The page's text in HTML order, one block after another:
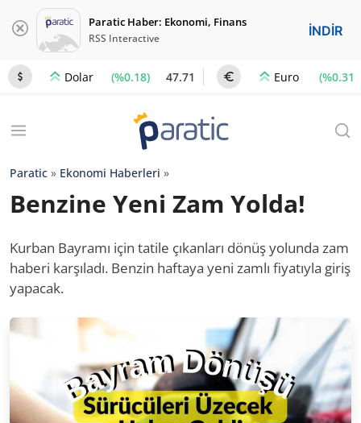
Paratic Haber: Ekonomi, Finans
RSS Interactive İNDİR
Dolar (%0.18) 47.71 Euro (%0.31)
Paratic » Ekonomi Haberleri »
Benzine Yeni Zam Yolda!
Kurban Bayramı için tatile çıkanları dönüş yolunda zam
haberi karşıladı. Benzin haftaya yeni zamlı fiyatıyla giriş
yapacak.